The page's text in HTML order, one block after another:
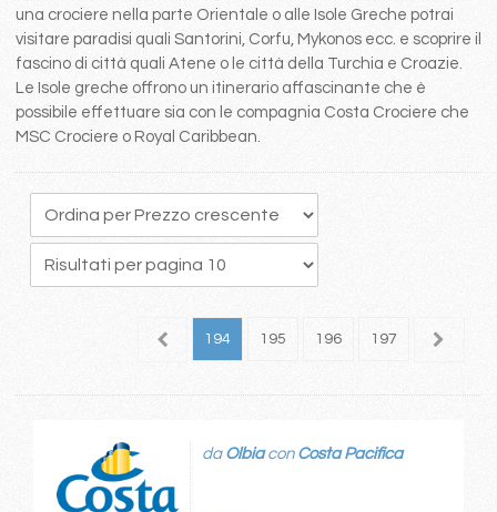
una crociere nella parte Orientale o alle Isole Greche potrai
visitare paradisi quali Santorini, Corfu, Mykonos ecc. e scoprire il
fascino di città quali Atene o le città della Turchia e Croazie.
Le Isole greche offrono un itinerario affascinante che è
possibile effettuare sia con le compagnia Costa Crociere che
MSC Crociere o Royal Caribbean.
193 194 195 196 197 198
da Olbiacon Costa Pacifica